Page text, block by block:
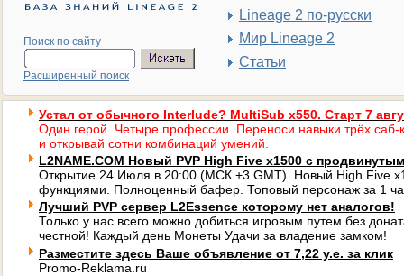
Поиск по сайту
Расширенный поиск
Lineage 2 по-русски
Мир Lineage 2
Статьи
Устал от обычного Interlude? MultiSub x550. Старт 7
Один герой. Четыре профессии. Переноси навыки трёх саб-
и открывай сотни комбинаций умений.
L2NAME.COM Новый PVP High Five x1500 с
Открытие 24 Июля в 20:00 (МСК +3 GMT). Новый High Five
функциями. Полноценный бафер. Топовый персонаж за 1
Лучший PVP сервер L2Essence которому нет аналогов!
Только у нас всего можно добиться игровым путем без
честной! Каждый день Монеты Удачи за владение замком!
Разместите здесь Ваше объявление от 7,22 у.е. за клик
Promo-Reklama.ru